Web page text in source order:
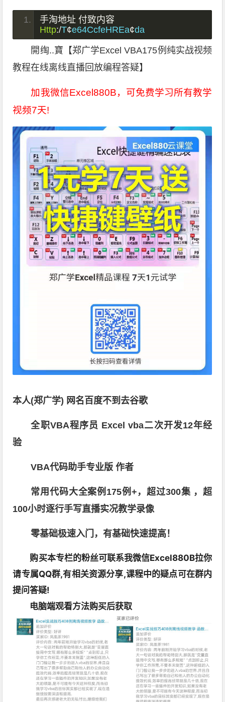
手淘地址 付致内容
Http:/T¢e64CcfeHREa¢da
開绹..寶【郑广学Excel VBA175例纯实战视频
教程在线离线直播回放编程答疑】
加我微信Excel880B，可免费学习所有教学
视频7天!
本人(郑广学) 网名百度不到去谷歌
全职VBA程序员 Excel vba二次开发12年经
验
VBA代码助手专业版 作者
常用代码大全案例175例+，超过300集 ，超
100小时逐行手写直播实况教学录像
零基础极速入门，有基础快速提高！
购买本专栏的粉丝可联系我微信Excel880B拉你
请专属QQ群,有相关资源分享,课程中的疑点可在群内
提问答疑!
电脑端观看方法购买后获取